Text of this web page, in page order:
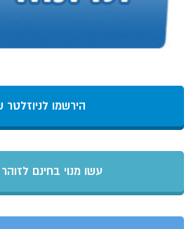
הירשמו לניוזלטר
עשו מנוי בחינם